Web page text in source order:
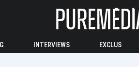
INTERVIEWS EXCLUS